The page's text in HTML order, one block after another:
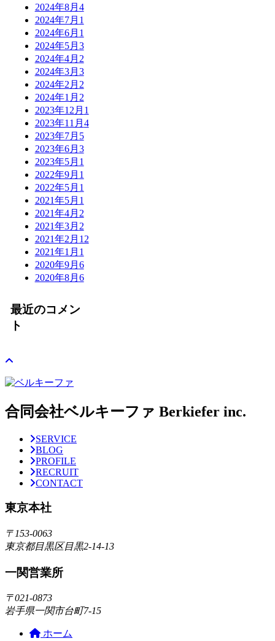
2024年8月 4
2024年7月 1
2024年6月 1
2024年5月 3
2024年4月 2
2024年3月 3
2024年2月 2
2024年1月 2
2023年12月 1
2023年11月 4
2023年7月 5
2023年6月 3
2023年5月 1
2022年9月 1
2022年5月 1
2021年5月 1
2021年4月 2
2021年3月 2
2021年2月 12
2021年1月 1
2020年9月 6
2020年8月 6
最近のコメン
ト
合同会社ベルキーファ Berkiefer inc.
SERVICE
BLOG
PROFILE
RECRUIT
CONTACT
東京本社
〒153-0063
東京都目黒区目黒2-14-13
一関営業所
〒021-0873
岩手県一関市台町7-15
ホーム